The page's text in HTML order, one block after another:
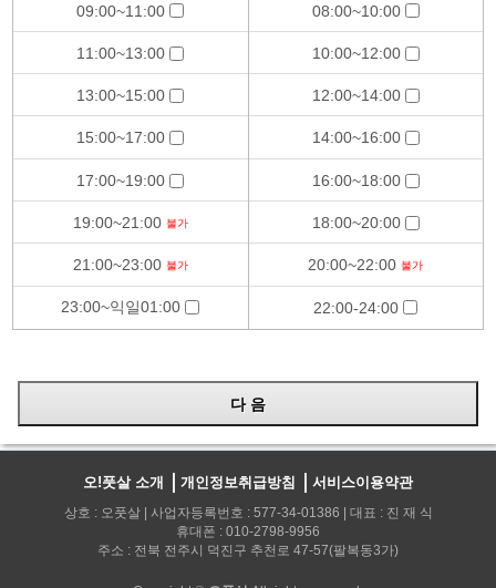
09:00~11:00
11:00~13:00
13:00~15:00
15:00~17:00
17:00~19:00
19:00~21:00 불가
21:00~23:00 불가
23:00~익일01:00
08:00~10:00
10:00~12:00
12:00~14:00
14:00~16:00
16:00~18:00
18:00~20:00
20:00~22:00 불가
22:00-24:00
오!풋살 소개 개인정보취급방침 서비스이용약관
상호 : 오풋살 | 사업자등록번호 : 577-34-01386 | 대표 : 진 재 식
휴대폰 : 010-2798-9956
주소 : 전북 전주시 덕진구 추천로 47-57(팔복동3가)